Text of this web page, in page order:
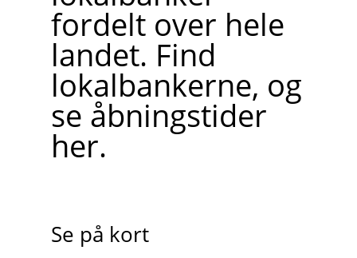
fordelt over hele
landet. Find
lokalbankerne, og
se åbningstider
her.
Se på kort